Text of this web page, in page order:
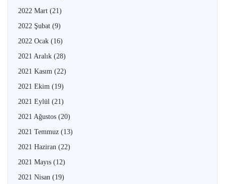
2022 Mart (21)
2022 Şubat (9)
2022 Ocak (16)
2021 Aralık (28)
2021 Kasım (22)
2021 Ekim (19)
2021 Eylül (21)
2021 Ağustos (20)
2021 Temmuz (13)
2021 Haziran (22)
2021 Mayıs (12)
2021 Nisan (19)